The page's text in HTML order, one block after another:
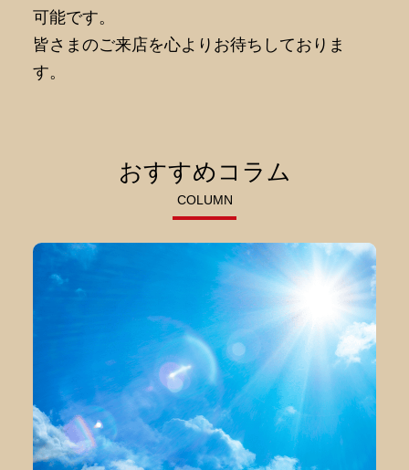
可能です。
皆さまのご来店を心よりお待ちしておりま
す。
おすすめコラム
COLUMN